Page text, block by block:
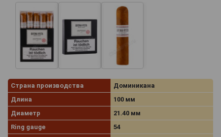
Страна производства
Доминикана
Длина
100 мм
Диаметр
21.40 мм
Ring gauge
54